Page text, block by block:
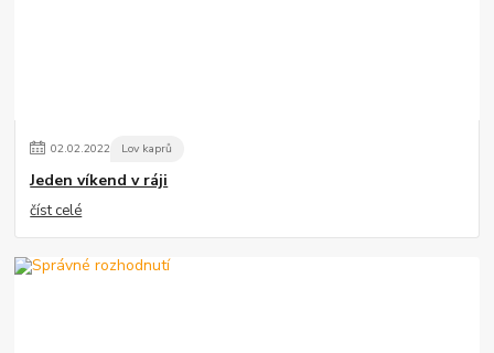
02.02.2022 Lov kaprů
Jeden víkend v ráji
číst celé